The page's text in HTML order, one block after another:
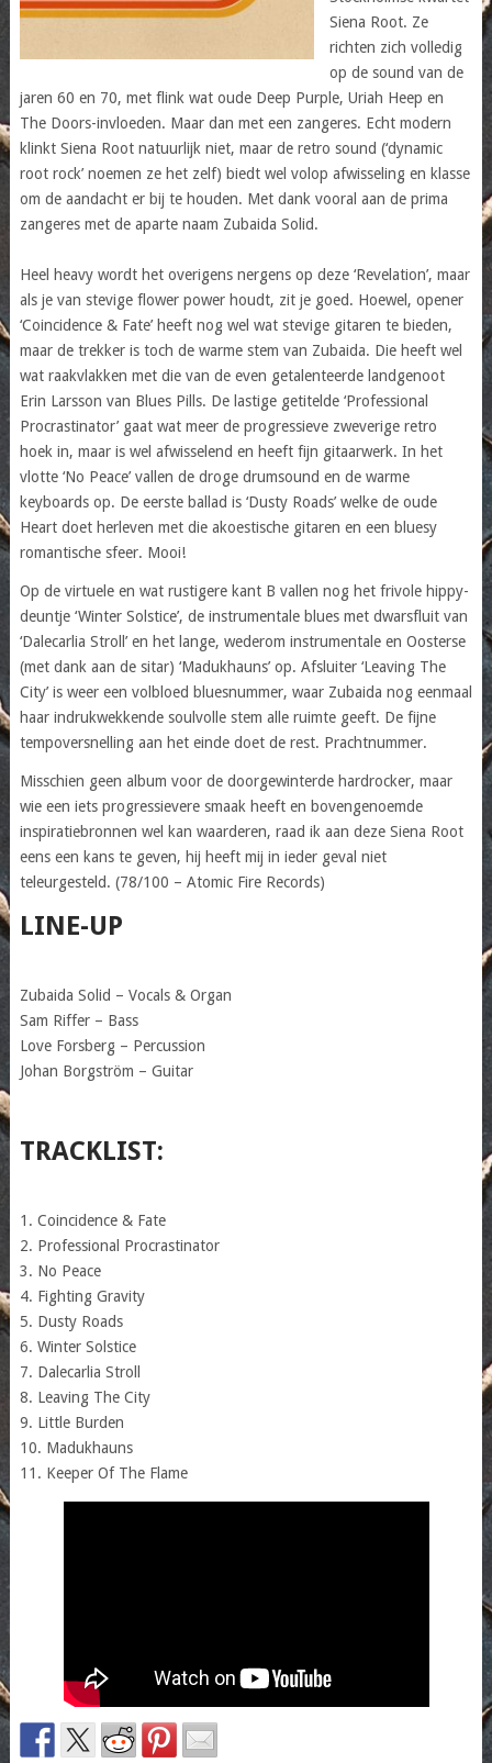
Siena Root. Ze
richten zich volledig
op de sound van de
jaren 60 en 70, met flink wat oude Deep Purple, Uriah Heep en
The Doors-invloeden. Maar dan met een zangeres. Echt modern
klinkt Siena Root natuurlijk niet, maar de retro sound (‘dynamic
root rock’ noemen ze het zelf) biedt wel volop afwisseling en klasse
om de aandacht er bij te houden. Met dank vooral aan de prima
zangeres met de aparte naam Zubaida Solid.
Heel heavy wordt het overigens nergens op deze ‘Revelation’, maar
als je van stevige flower power houdt, zit je goed. Hoewel, opener
‘Coincidence & Fate’ heeft nog wel wat stevige gitaren te bieden,
maar de trekker is toch de warme stem van Zubaida. Die heeft wel
wat raakvlakken met die van de even getalenteerde landgenoot
Erin Larsson van Blues Pills. De lastige getitelde ‘Professional
Procrastinator’ gaat wat meer de progressieve zweverige retro
hoek in, maar is wel afwisselend en heeft fijn gitaarwerk. In het
vlotte ‘No Peace’ vallen de droge drumsound en de warme
keyboards op. De eerste ballad is ‘Dusty Roads’ welke de oude
Heart doet herleven met die akoestische gitaren en een bluesy
romantische sfeer. Mooi!
Op de virtuele en wat rustigere kant B vallen nog het frivole hippy-
deuntje ‘Winter Solstice’, de instrumentale blues met dwarsfluit van
‘Dalecarlia Stroll’ en het lange, wederom instrumentale en Oosterse
(met dank aan de sitar) ‘Madukhauns’ op. Afsluiter ‘Leaving The
City’ is weer een volbloed bluesnummer, waar Zubaida nog eenmaal
haar indrukwekkende soulvolle stem alle ruimte geeft. De fijne
tempoversnelling aan het einde doet de rest. Prachtnummer.
Misschien geen album voor de doorgewinterde hardrocker, maar
wie een iets progressievere smaak heeft en bovengenoemde
inspiratiebronnen wel kan waarderen, raad ik aan deze Siena Root
eens een kans te geven, hij heeft mij in ieder geval niet
teleurgesteld. (78/100 – Atomic Fire Records)
LINE-UP
Zubaida Solid – Vocals & Organ
Sam Riffer – Bass
Love Forsberg – Percussion
Johan Borgström – Guitar
TRACKLIST:
1. Coincidence & Fate
2. Professional Procrastinator
3. No Peace
4. Fighting Gravity
5. Dusty Roads
6. Winter Solstice
7. Dalecarlia Stroll
8. Leaving The City
9. Little Burden
10. Madukhauns
11. Keeper Of The Flame